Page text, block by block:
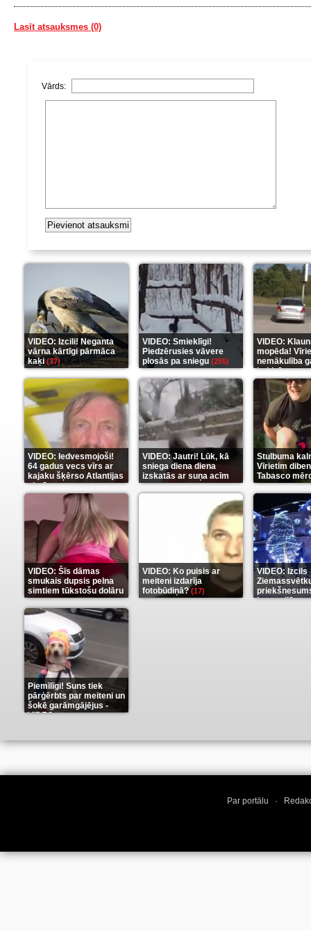
Lasīt atsauksmes (0)
Vārds:
VIDEO: Izcili! Neganta
vārna kārtīgi pārmāca
kaķi(37)
VIDEO: Smieklīgi!
Piedzērusies vāvere
plosās pa sniegu (255)
VIDEO:
mopēda!
nemākulība
beidzās ar
(289)
VIDEO: Iedvesmojoši!
64 gadus vecs vīrs ar
kajaku šķērso Atlantijas
okeānu(5)
VIDEO: Jautri! Lūk, kā
sniega diena diena
izskatās ar suņa acīm
(6)
Stulbuma
Vīrietim
Tabasco
(7)
VIDEO: Šīs dāmas
smukais dupsis pelna
simtiem tūkstošu dolāru
(9)
VIDEO: Ko puisis ar
meiteni izdarīja
fotobūdiņā?(17)
VIDEO: Izcils
karu stilā(7)
Piemīlīgi! Suns tiek
pārģērbts par meiteni un
šokē garāmgājējus -
VIDEO(8)
Par portālu ·